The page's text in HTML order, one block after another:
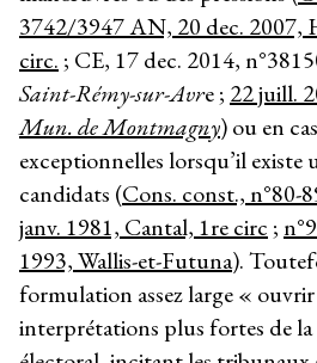
3742/3947 AN, 20 dec. 2007,
circ. ; CE, 17 dec. 2014,
Saint-Rémy-sur-Avre ; 22 juill.
Mun. de Montmagny) ou en
exceptionnelles lorsqu’il existe
candidats (Cons. const.,
janv. 1981, Cantal, 1recirc ;
1993, Wallis-et-Futuna).
formulation assez large «
interprétations plus fortes de